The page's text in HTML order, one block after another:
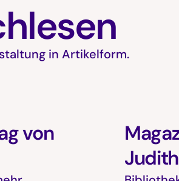
in Artikelform.
von